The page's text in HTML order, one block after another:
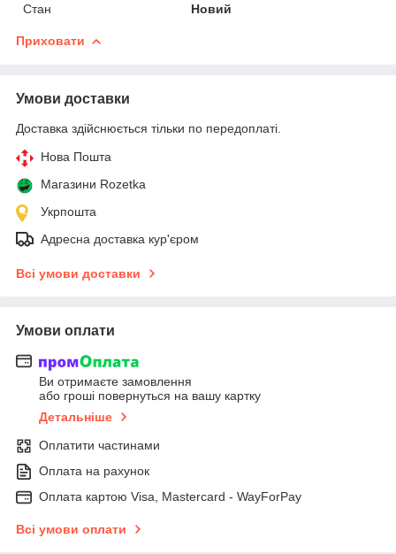
Стан
Новий
Приховати
Умови доставки
Доставка здійснюється тільки по передоплаті.
Нова Пошта
Магазини Rozetka
Укрпошта
Адресна доставка кур'єром
Всі умови доставки
Умови оплати
Ви отримаєте замовлення
або гроші повернуться на вашу картку
Детальніше
Оплатити частинами
Оплата на рахунок
Оплата картою Visa, Mastercard - WayForPay
Всі умови оплати